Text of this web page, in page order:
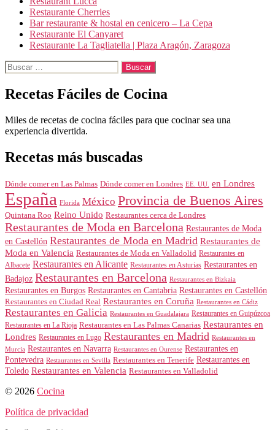
Restaurante Cherries
Bar restaurante & hostal en cenicero – La Cepa
Restaurante El Canyaret
Restaurante La Tagliatella | Plaza Aragón, Zaragoza
Buscar:
Recetas Fáciles de Cocina
Miles de recetas de cocina fáciles para que cocinar sea una
experiencia divertida.
Recetas más buscadas
Dónde comer en Las Palmas Dónde comer en Londres EE. UU. en Londres
España Florida México Provincia de Buenos Aires
Quintana Roo Reino Unido Restaurantes cerca de Londres
Restaurantes de Moda en Barcelona Restaurantes de Moda
en Castellón Restaurantes de Moda en Madrid Restaurantes de
Moda en Valencia Restaurantes de Moda en Valladolid Restaurantes en
Albacete Restaurantes en Alicante Restaurantes en Asturias Restaurantes en
Badajoz Restaurantes en Barcelona Restaurantes en Bizkaia
Restaurantes en Burgos Restaurantes en Cantabria Restaurantes en Castellón
Restaurantes en Ciudad Real Restaurantes en Coruña Restaurantes en Cádiz
Restaurantes en Galicia Restaurantes en Guadalajara Restaurantes en Guipúzcoa
Restaurantes en La Rioja Restaurantes en Las Palmas Canarias Restaurantes en
Londres Restaurantes en Lugo Restaurantes en Madrid Restaurantes en
Murcia Restaurantes en Navarra Restaurantes en Ourense Restaurantes en
Pontevedra Restaurantes en Sevilla Restaurantes en Tenerife Restaurantes en
Toledo Restaurantes en Valencia Restaurantes en Valladolid
© 2026 Cocina
Política de privacidad